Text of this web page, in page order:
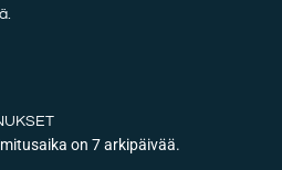
on 7 arkipäivää.